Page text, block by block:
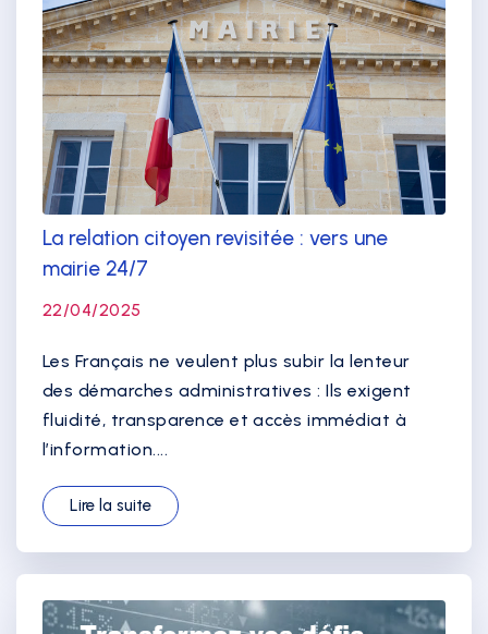
La relation citoyen revisitée : vers une
mairie 24/7
22/04/2025
Les Français ne veulent plus subir la lenteur
des démarches administratives : Ils exigent
fluidité, transparence et accès immédiat à
l’information....
Lire la suite